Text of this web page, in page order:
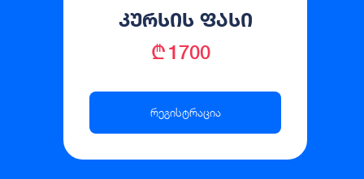
კურსის ფასი
₾ 1700
რეგისტრაცია